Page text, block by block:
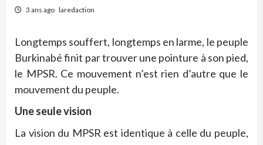
3 ans ago laredaction
Longtemps souffert, longtemps en larme, le peuple
Burkinabé finit par trouver une pointure à son pied,
le MPSR. Ce mouvement n’est rien d’autre que le
mouvement du peuple.
Une seule vision
La vision du MPSR est identique à celle du peuple,